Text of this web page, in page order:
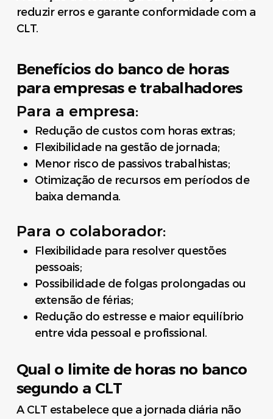
reduzir erros e garante conformidade com a
CLT.
Benefícios do banco de horas
para empresas e trabalhadores
Para a empresa:
Redução de custos com horas extras;
Flexibilidade na gestão de jornada;
Menor risco de passivos trabalhistas;
Otimização de recursos em períodos de
baixa demanda.
Para o colaborador:
Flexibilidade para resolver questões
pessoais;
Possibilidade de folgas prolongadas ou
extensão de férias;
Redução do estresse e maior equilíbrio
entre vida pessoal e profissional.
Qual o limite de horas no banco
segundo a CLT
A CLT estabelece que a jornada diária não